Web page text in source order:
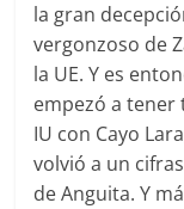
la gran
vergonzoso de
la UE. Y es
empezó a tener
IU con Cayo
volvió a un
de Anguita. Y